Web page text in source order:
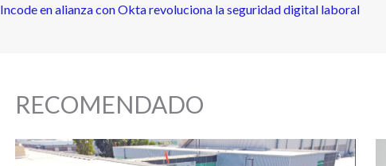
Incode en alianza con Okta revoluciona la seguridad digital laboral
RECOMENDADO